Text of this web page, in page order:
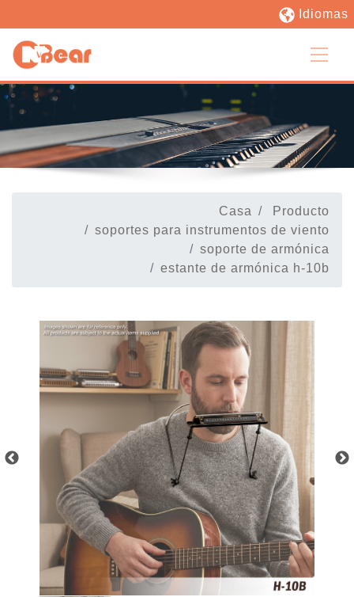
Idiomas
Casa
Producto
soportes para instrumentos de viento
soporte de armónica
estante de armónica h-10b